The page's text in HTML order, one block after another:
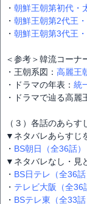
・ 朝鮮王朝第初代・
・ 朝鮮王朝第2代王
・ 朝鮮王朝第3代王
＜参考＞韓流コーナ
・王朝系図： 高麗王
・ドラマの年表： 統
・ドラマで辿る高麗
（３）各話のあら
▼ネタバレあらすじ
・ BS朝日（全36話）
▼ネタバレなし・見
・ BS日テレ（全36話
・ テレビ大阪（全36
・ BSテレ東（全33話